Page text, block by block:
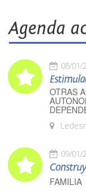
Agenda
08/01/
OTRAS
09/01/
FAMILIA